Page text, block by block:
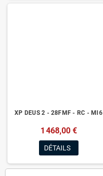
XP DEUS 2 - 28FMF - RC - MI6
1 468,00 €
DÉTAILS